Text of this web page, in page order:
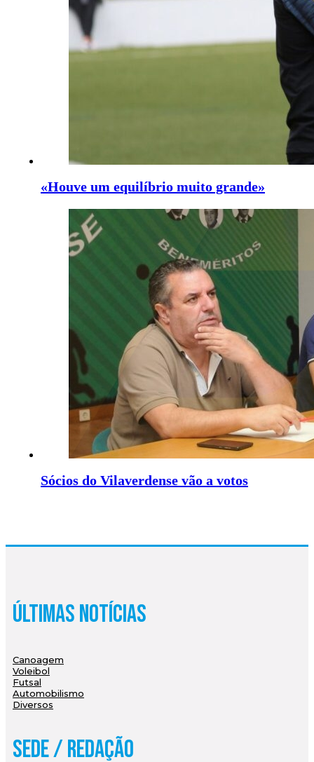
«Houve um equilíbrio muito grande»
Sócios do Vilaverdense vão a votos
Últimas Notícias
Canoagem
Voleibol
Futsal
Automobilismo
Diversos
Sede / Redação